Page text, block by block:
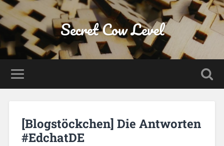
Secret Cow Level
[Blogstöckchen] Die Antworten
#EdchatDE